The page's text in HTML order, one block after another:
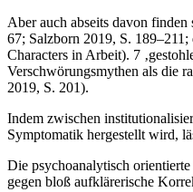
Aber auch abseits davon
67; Salzborn 2019, S.
Characters in Arbeit). 7
Verschwörungsmythen als die
2019, S. 201).
Indem zwischen
Symptomatik hergestellt wird,
Die psychoanalytisch
gegen bloß aufklärerische